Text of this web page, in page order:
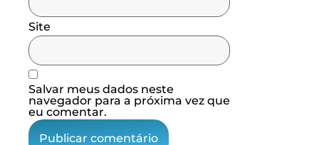
Site
Salvar meus dados neste
navegador para a próxima vez que
eu comentar.